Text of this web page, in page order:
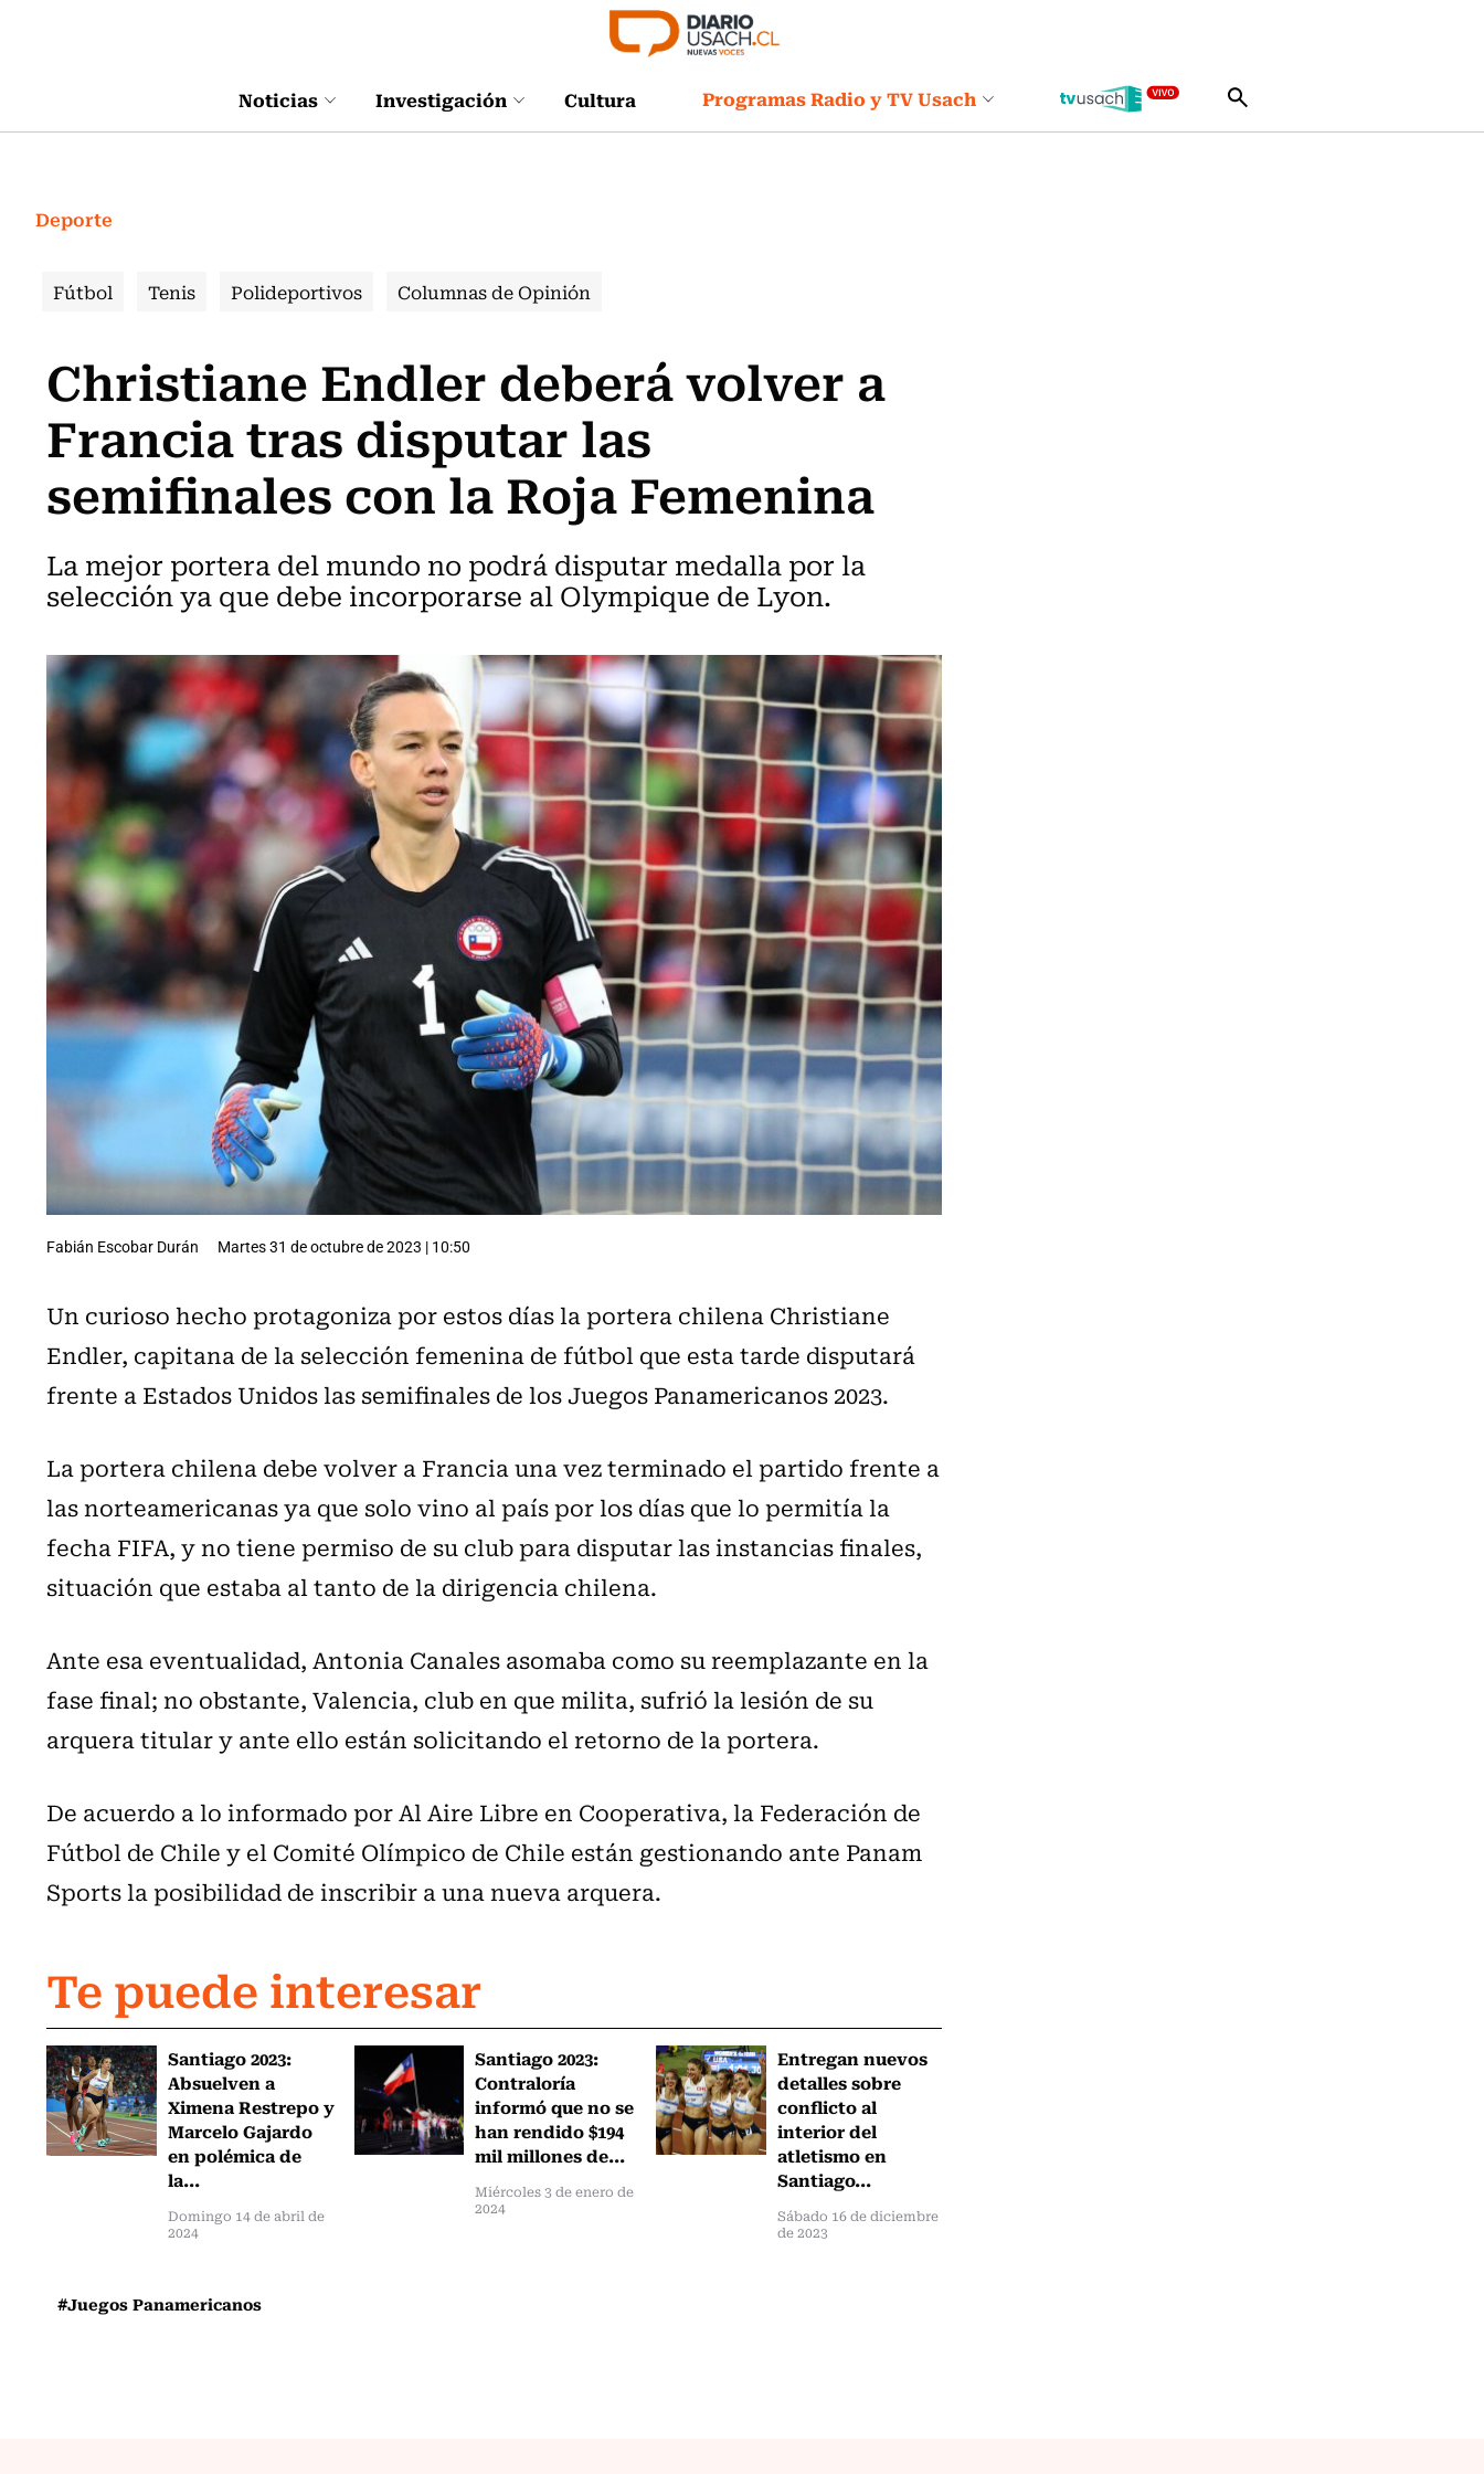
Noticias Investigación Cultura Programas Radio y TV Usach
Deporte
Fútbol Tenis Polideportivos Columnas de Opinión
Christiane Endler deberá volver a
Francia tras disputar las
semifinales con la Roja Femenina
La mejor portera del mundo no podrá disputar medalla por la
selección ya que debe incorporarse al Olympique de Lyon.
Fabián Escobar Durán Martes 31 de octubre de 2023 | 10:50
Un curioso hecho protagoniza por estos días la portera chilena Christiane
Endler, capitana de la selección femenina de fútbol que esta tarde disputará
frente a Estados Unidos las semifinales de los Juegos Panamericanos 2023.
La portera chilena debe volver a Francia una vez terminado el partido frente a
las norteamericanas ya que solo vino al país por los días que lo permitía la
fecha FIFA, y no tiene permiso de su club para disputar las instancias finales,
situación que estaba al tanto de la dirigencia chilena.
Ante esa eventualidad, Antonia Canales asomaba como su reemplazante en la
fase final; no obstante, Valencia, club en que milita, sufrió la lesión de su
arquera titular y ante ello están solicitando el retorno de la portera.
De acuerdo a lo informado por Al Aire Libre en Cooperativa, la Federación de
Fútbol de Chile y el Comité Olímpico de Chile están gestionando ante Panam
Sports la posibilidad de inscribir a una nueva arquera.
Te puede interesar
Santiago 2023:
Absuelven a
Ximena Restrepo y
Marcelo Gajardo
en polémica de
la...
Domingo 14 de abril de
2024
Santiago 2023:
Contraloría
informó que no se
han rendido $194
mil millones de...
Miércoles 3 de enero de
2024
Entregan nuevos
detalles sobre
conflicto al
interior del
atletismo en
Santiago...
Sábado 16 de diciembre
de 2023
#Juegos Panamericanos